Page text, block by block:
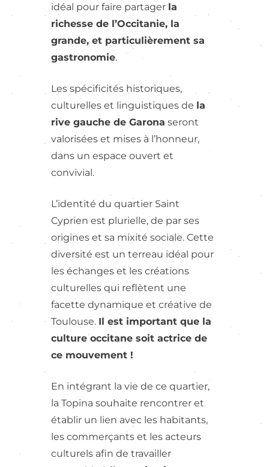
idéal pour faire partager la
richesse de l’Occitanie, la
grande, et particulièrement sa
gastronomie.
Les spécificités historiques,
culturelles et linguistiques de la
rive gauche de Garona seront
valorisées et mises à l’honneur,
dans un espace ouvert et
convivial.
L’identité du quartier Saint
Cyprien est plurielle, de par ses
origines et sa mixité sociale. Cette
diversité est un terreau idéal pour
les échanges et les créations
culturelles qui reflètent une
facette dynamique et créative de
Toulouse. Il est important que la
culture occitane soit actrice de
ce mouvement !
En intégrant la vie de ce quartier,
la Topina souhaite rencontrer et
établir un lien avec les habitants,
les commerçants et les acteurs
culturels afin de travailler